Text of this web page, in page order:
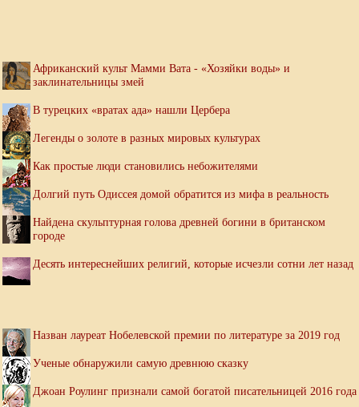
Африканский культ Мамми Вата - «Хозяйки воды» и
заклинательницы змей
В турецких «вратах ада» нашли Цербера
Легенды о золоте в разных мировых культурах
Как простые люди становились небожителями
Долгий путь Одиссея домой обратится из мифа в реальность
Найдена скульптурная голова древней богини в британском
городе
Десять интереснейших религий, которые исчезли сотни лет назад
Назван лауреат Нобелевской премии по литературе за 2019 год
Ученые обнаружили самую древнюю сказку
Джоан Роулинг признали самой богатой писательницей 2016 года